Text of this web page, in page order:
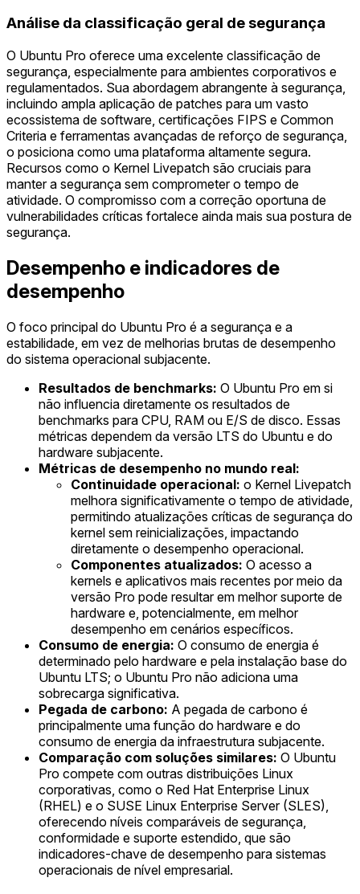
Análise da classificação geral de segurança
O Ubuntu Pro oferece uma excelente classificação de
segurança, especialmente para ambientes corporativos e
regulamentados. Sua abordagem abrangente à segurança,
incluindo ampla aplicação de patches para um vasto
ecossistema de software, certificações FIPS e Common
Criteria e ferramentas avançadas de reforço de segurança,
o posiciona como uma plataforma altamente segura.
Recursos como o Kernel Livepatch são cruciais para
manter a segurança sem comprometer o tempo de
atividade. O compromisso com a correção oportuna de
vulnerabilidades críticas fortalece ainda mais sua postura de
segurança.
Desempenho e indicadores de
desempenho
O foco principal do Ubuntu Pro é a segurança e a
estabilidade, em vez de melhorias brutas de desempenho
do sistema operacional subjacente.
Resultados de benchmarks: O Ubuntu Pro em si
não influencia diretamente os resultados de
benchmarks para CPU, RAM ou E/S de disco. Essas
métricas dependem da versão LTS do Ubuntu e do
hardware subjacente.
Métricas de desempenho no mundo real:
Continuidade operacional: o Kernel Livepatch
melhora significativamente o tempo de atividade,
permitindo atualizações críticas de segurança do
kernel sem reinicializações, impactando
diretamente o desempenho operacional.
Componentes atualizados: O acesso a
kernels e aplicativos mais recentes por meio da
versão Pro pode resultar em melhor suporte de
hardware e, potencialmente, em melhor
desempenho em cenários específicos.
Consumo de energia: O consumo de energia é
determinado pelo hardware e pela instalação base do
Ubuntu LTS; o Ubuntu Pro não adiciona uma
sobrecarga significativa.
Pegada de carbono: A pegada de carbono é
principalmente uma função do hardware e do
consumo de energia da infraestrutura subjacente.
Comparação com soluções similares: O Ubuntu
Pro compete com outras distribuições Linux
corporativas, como o Red Hat Enterprise Linux
(RHEL) e o SUSE Linux Enterprise Server (SLES),
oferecendo níveis comparáveis de segurança,
conformidade e suporte estendido, que são
indicadores-chave de desempenho para sistemas
operacionais de nível empresarial.